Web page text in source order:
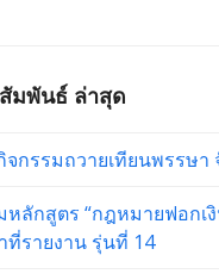
มพันธ์ ล่าสุด
จกรรมถวายเทียนพรรษ
หลักสูตร “กฎหมายฟอกเ
รายงาน รุ่นที่ 14